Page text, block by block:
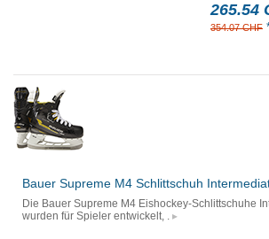
265.54
354.07 CHF
Bauer Supreme M4 Schlittschuh
Die Bauer Supreme M4 Eishockey-Schlittschuhe
wurden für Spieler entwickelt, .